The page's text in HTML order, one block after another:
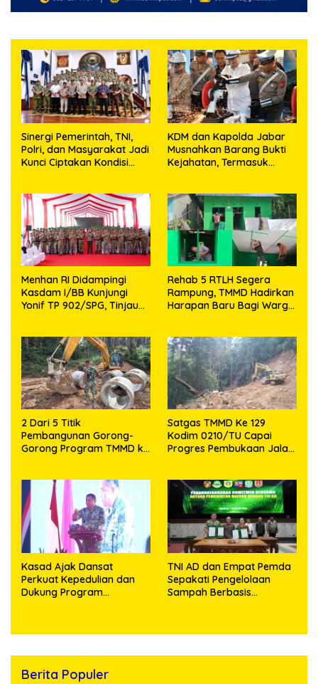
Sinergi Pemerintah, TNI,
Polri, dan Masyarakat Jadi
Kunci Ciptakan Kondisi
KDM dan Kapolda Jabar
Musnahkan Barang Bukti
Kejahatan, Termasuk
Menhan RI Didampingi
Kasdam I/BB Kunjungi
Yonif TP 902/SPG, Tinjau
Rehab 5 RTLH Segera
Rampung, TMMD Hadirkan
Harapan Baru Bagi Warga
2 Dari 5 Titik
Pembangunan Gorong-
Gorong Program TMMD ke
Satgas TMMD Ke 129
Kodim 0210/TU Capai
Progres Pembukaan Jalan
Kasad Ajak Dansat
Perkuat Kepedulian dan
Dukung Program
TNI AD dan Empat Pemda
Sepakati Pengelolaan
Sampah Berbasis
Berita Populer